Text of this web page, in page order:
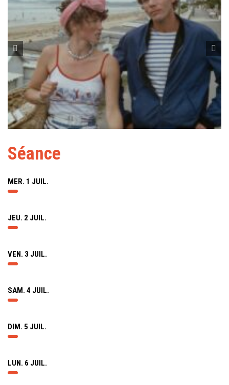
Séance
MER. 1 JUIL.
JEU. 2 JUIL.
VEN. 3 JUIL.
SAM. 4 JUIL.
DIM. 5 JUIL.
LUN. 6 JUIL.